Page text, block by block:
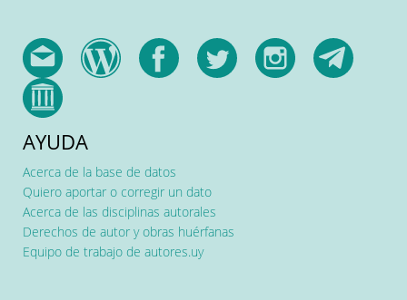
AYUDA
Acerca de la base de datos
Quiero aportar o corregir un dato
Acerca de las disciplinas autorales
Derechos de autor y obras huérfanas
Equipo de trabajo de autores.uy